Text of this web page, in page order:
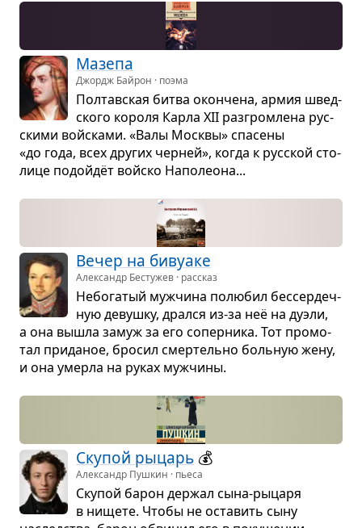
Мазепа
Джордж Байрон · поэма
Пол­тав­ская битва окон­чена, армия швед­
ского короля Карла XII раз­гром­лена рус­
скими войсками. «Валы Москвы» спа­сены
«до года, всех дру­гих чер­ней», когда к рус­ской сто­
лице подойдёт войско Напо­леона...
Вечер на биву­аке
Александр Бестужев · рассказ
Небо­га­тый муж­чина полю­бил бес­сер­деч­
ную девушку, дрался из-за неё на дуэли,
а она вышла замуж за его сопер­ника. Тот про­мо­
тал при­да­ное, бро­сил смер­тельно боль­ную жену,
и она умерла на руках муж­чины.
Ску­пой рыцарь 💰
Александр Пушкин · пьеса
Ску­пой барон дер­жал сына-рыцаря
в нищете. Чтобы не оста­вить сыну